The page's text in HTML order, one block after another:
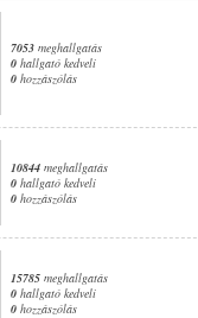
7053 meghallgatás
0 hallgató kedveli
0 hozzászólás
10844 meghallgatás
0 hallgató kedveli
0 hozzászólás
15785 meghallgatás
0 hallgató kedveli
0 hozzászólás